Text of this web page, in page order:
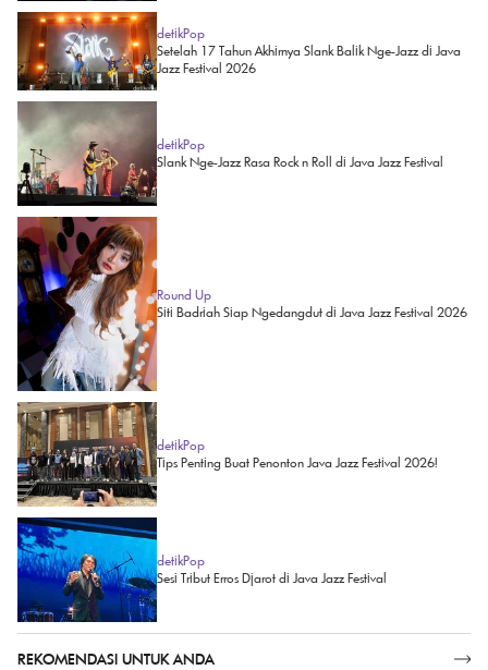
detikPop
Setelah 17 Tahun Akhirnya Slank Balik Nge-Jazz di Java
Jazz Festival 2026
detikPop
Slank Nge-Jazz Rasa Rock n Roll di Java Jazz Festival
Round Up
Siti Badriah Siap Ngedangdut di Java Jazz Festival 2026
detikPop
Tips Penting Buat Penonton Java Jazz Festival 2026!
detikPop
Sesi Tribut Erros Djarot di Java Jazz Festival
REKOMENDASI UNTUK ANDA